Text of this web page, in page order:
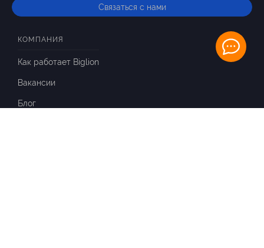
Связаться с нами
КОМПАНИЯ
Как работает Biglion
Вакансии
Блог